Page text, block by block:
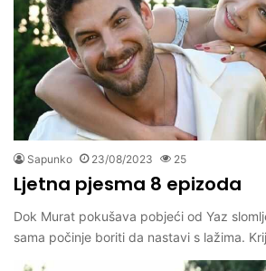
Sapunko 23/08/2023 25
Ljetna pjesma 8 epizoda
Dok Murat pokušava pobjeći od Yaz
sama počinje boriti da nastavi s lažima.